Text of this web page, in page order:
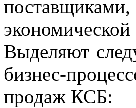
Выделяют
бизнес-
продаж КСБ: